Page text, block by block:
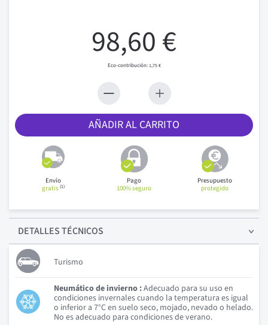
98,60 €
1,75 €
AÑADIR AL CARRITO
Envío
gratis(1)
Pago
100% seguro
Presupuesto
protegido
DETALLESTÉCNICOS
Turismo
Neumático de invierno :Adecuado para su uso en
condiciones invernales cuando la temperatura es igual
o inferior a 7°C en suelo seco, mojado, nevado o helado.
No es adecuado para condiciones de verano.